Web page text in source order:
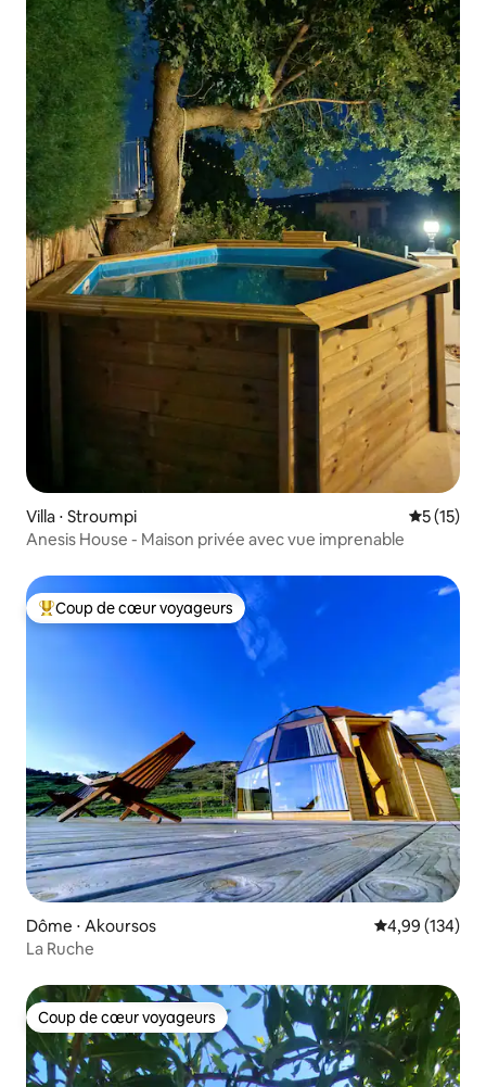
Villa ⋅ Stroumpi
5 (15)
Anesis House - Maison privée avec vue imprenable
Coups de cœur voyageurs les plus appréciés
Coup de cœur voyageurs
Dôme ⋅ Akoursos Évaluation
4,99 (134)
La Ruche
Coup de cœur voyageurs
Coup de cœur voyageurs